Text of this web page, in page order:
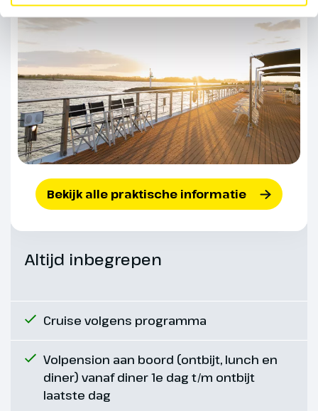
we verder door het hart van de
Romantische Rijn, een gebied dat
sprookjesachtige kastelen en
indrukwekkende ruïnes.
Halverwege de middag meren
we aan in Rüdesheim. Dit
wijnstadje bruist van de
gezelligheid. Wandel door de
smalle Drosselgasse, waar
muziek uit de wijnlokalen klinkt.
Probeer zeker een lokaal glas
met Asbach brandy.
Altijd inbegrepen
Cruise volgens programma
Volpension aan boord (ontbijt, lunch en
diner) vanaf diner 1e dag t/m ontbijt
laatste dag
Bekijk alle praktische informatie